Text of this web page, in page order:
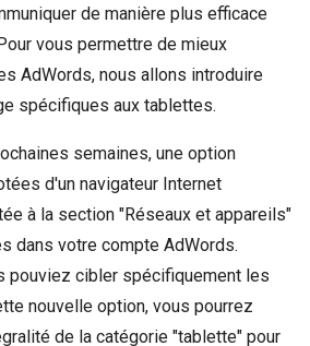
de manière plus efficace
vous permettre de mieux
AdWords, nous allons introduire
spécifiques aux tablettes.
semaines, une option
d'un navigateur Internet
à la section "Réseaux et appareils"
dans votre compte AdWords.
pouviez cibler spécifiquement les
nouvelle option, vous pourrez
de la catégorie "tablette" pour